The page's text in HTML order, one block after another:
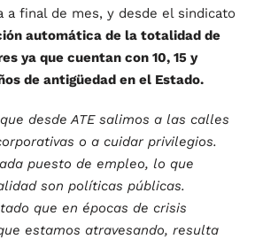
a final de mes, y desde el sindicato
automática de la totalidad de
ya que cuentan con 10, 15 y
de antigüedad en el Estado.
desde ATE salimos a las calles
o a cuidar privilegios.
puesto de empleo, lo que
son políticas públicas.
que en épocas de crisis
estamos atravesando, resulta